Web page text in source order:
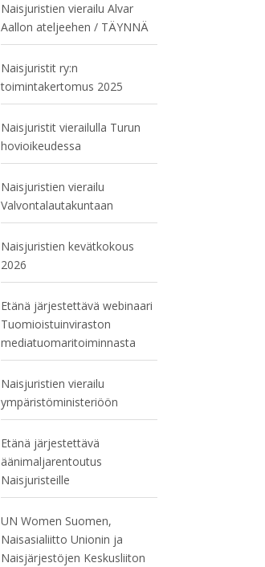
Naisjuristien vierailu Alvar
Aallon ateljeehen / TÄYNNÄ
Naisjuristit ry:n
toimintakertomus 2025
Naisjuristit vierailulla Turun
hovioikeudessa
Naisjuristien vierailu
Valvontalautakuntaan
Naisjuristien kevätkokous
2026
Etänä järjestettävä webinaari
Tuomioistuinviraston
mediatuomaritoiminnasta
Naisjuristien vierailu
ympäristöministeriöön
Etänä järjestettävä
äänimaljarentoutus
Naisjuristeille
UN Women Suomen,
Naisasialiitto Unionin ja
Naisjärjestöjen Keskusliiton